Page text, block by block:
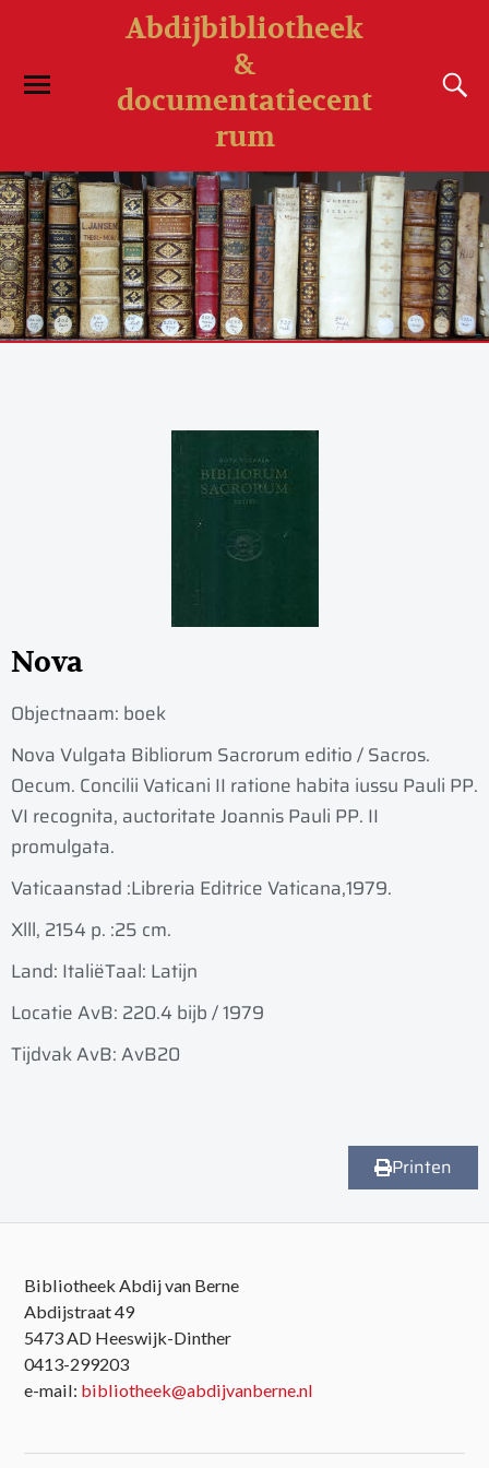
Abdijbibliotheek
&
documentatiecent
rum
Nova
Objectnaam: boek
Nova Vulgata Bibliorum Sacrorum editio / Sacros.
Oecum. Concilii Vaticani II ratione habita iussu Pauli PP.
VI recognita, auctoritate Joannis Pauli PP. II
promulgata.
Vaticaanstad :Libreria Editrice Vaticana,1979.
Xlll, 2154 p. :25 cm.
Land: ItaliëTaal: Latijn
Locatie AvB: 220.4 bijb / 1979
Tijdvak AvB: AvB20
Printen
Bibliotheek Abdij van Berne
Abdijstraat 49
5473 AD Heeswijk-Dinther
0413-299203
e-mail: bibliotheek@abdijvanberne.nl